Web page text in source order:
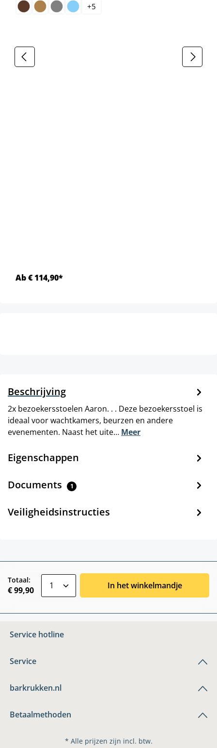
+5
Ab € 114,90*
Beschrijving
2x bezoekersstoelen Aaron. . . Deze bezoekersstoel is
ideaal voor wachtkamers, beurzen en andere
evenementen. Naast het uite… Meer
Eigenschappen
Documents 1
Veiligheidsinstructies
Totaal:
€ 99,90 In het winkelmandje
Service hotline
Service
barkrukken.nl
Betaalmethoden
* Alle prijzen zijn incl. btw.